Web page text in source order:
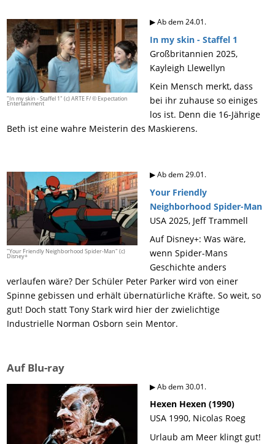
"In my skin - Staffel 1" (c) ARTE F/ © Expectation
Entertainment
▶ Ab dem 24.01.
In my skin - Staffel 1
Großbritannien 2025,
Kayleigh Llewellyn
Kein Mensch merkt, dass
bei ihr zuhause so einiges
los ist. Denn die 16-Jährige
Beth ist eine wahre Meisterin des Maskierens.
"Your Friendly Neighborhood Spider-Man" (c)
Disney+
▶ Ab dem 29.01.
Your Friendly
Neighborhood Spider-Man
USA 2025, Jeff Trammell
Auf Disney+: Was wäre,
wenn Spider-Mans
Geschichte anders
verlaufen wäre? Der Schüler Peter Parker wird von einer
Spinne gebissen und erhält übernatürliche Kräfte. So weit, so
gut! Doch statt Tony Stark wird hier der zwielichtige
Industrielle Norman Osborn sein Mentor.
Auf Blu-ray
▶ Ab dem 30.01.
Hexen Hexen (1990)
USA 1990, Nicolas Roeg
Urlaub am Meer klingt gut!